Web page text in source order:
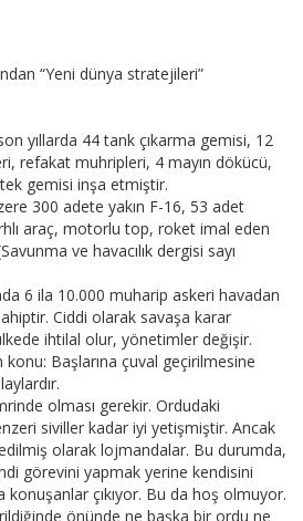
“Yeni dünya stratejileri”
yıllarda 44 tank çıkarma gemisi, 12
refakat muhripleri, 4 mayın dökücü,
gemisi inşa etmiştir.
300 adete yakın F-16, 53 adet
araç, motorlu top, roket imal eden
ve havacılık dergisi sayı
6 ila 10.000 muharip askeri havadan
Ciddi olarak savaşa karar
ihtilal olur, yönetimler değişir.
Başlarına çuval geçirilmesine
olması gerekir. Ordudaki
siviller kadar iyi yetişmiştir. Ancak
olarak lojmandalar. Bu durumda,
görevini yapmak yerine kendisini
çıkıyor. Bu da hoş olmuyor.
önünde ne başka bir ordu ne